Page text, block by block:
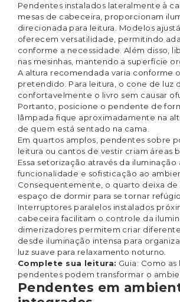
Pendentes instalados lateralmente à
mesas de cabeceira, proporcionam
direcionada para leitura. Modelos
oferecem versatilidade, permitindo
conforme a necessidade. Além disso,
nas mesinhas, mantendo a superfície
A altura recomendada varia conforme
pretendido. Para leitura, o cone de luz
confortavelmente o livro sem causar
Portanto, posicione o pendente de
lâmpada fique aproximadamente na
de quem está sentado na cama.
Em quartos amplos, pendentes sobre
leitura ou cantos de vestir criam áreas
Essa setorização através da iluminação
funcionalidade e sofisticação ao
Consequentemente, o quarto deixa de
espaço de dormir para se tornar
Interruptores paralelos instalados
cabeceira facilitam o controle da
dimerizadores permitem criar
desde iluminação intensa para
luz suave para relaxamento noturno.
Complete sua leitura: Guia: Como as
pendentes podem transformar o
Pendentes em